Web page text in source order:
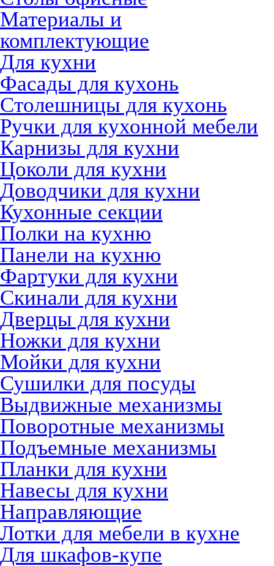
Материалы и
комплектующие
Для кухни
Фасады для кухонь
Столешницы для кухонь
Ручки для кухонной мебели
Карнизы для кухни
Цоколи для кухни
Доводчики для кухни
Кухонные секции
Полки на кухню
Панели на кухню
Фартуки для кухни
Скинали для кухни
Дверцы для кухни
Ножки для кухни
Мойки для кухни
Сушилки для посуды
Выдвижные механизмы
Поворотные механизмы
Подъемные механизмы
Планки для кухни
Навесы для кухни
Направляющие
Лотки для мебели в кухне
Для шкафов-купе